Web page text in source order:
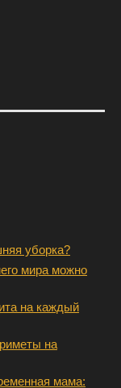
уборка?
мира можно
на каждый
на
мама: